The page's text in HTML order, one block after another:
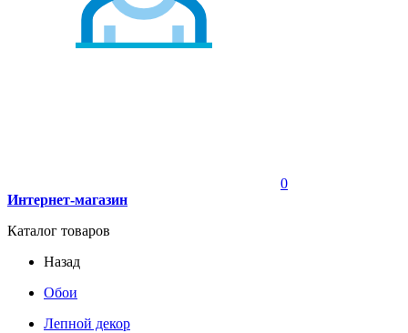
0
Интернет-магазин
Каталог товаров
Назад
Обои
Лепной декор